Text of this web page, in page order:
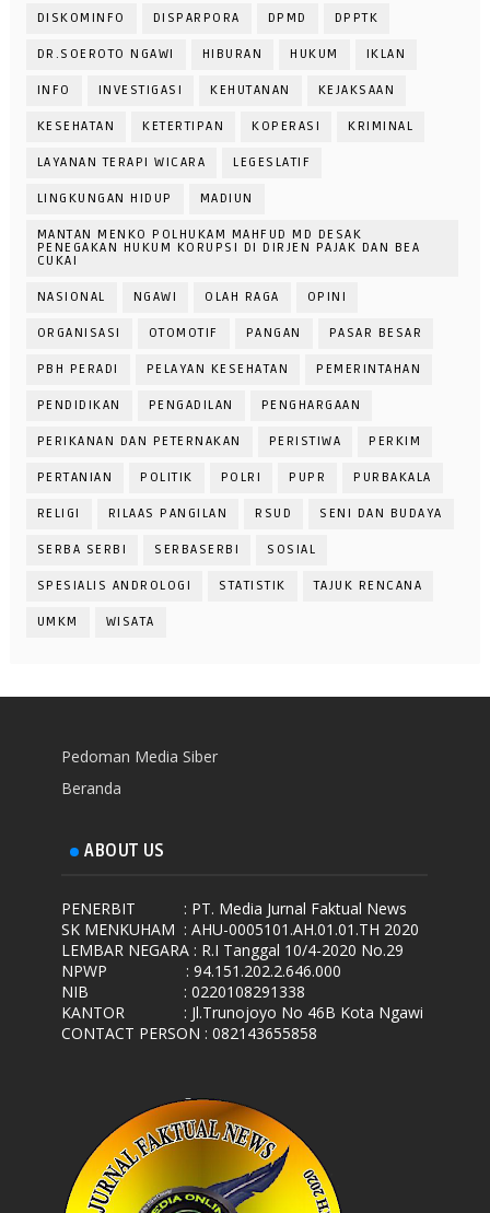
DISKOMINFO DISPARPORA DPMD DPPTK
DR.SOEROTO NGAWI HIBURAN HUKUM IKLAN
INFO INVESTIGASI KEHUTANAN KEJAKSAAN
KESEHATAN KETERTIPAN KOPERASI KRIMINAL
LAYANAN TERAPI WICARA LEGESLATIF
LINGKUNGAN HIDUP MADIUN
MANTAN MENKO POLHUKAM MAHFUD MD DESAK
PENEGAKAN HUKUM KORUPSI DI DIRJEN PAJAK DAN BEA
CUKAI
NASIONAL NGAWI OLAH RAGA OPINI
ORGANISASI OTOMOTIF PANGAN PASAR BESAR
PBH PERADI PELAYAN KESEHATAN PEMERINTAHAN
PENDIDIKAN PENGADILAN PENGHARGAAN
PERIKANAN DAN PETERNAKAN PERISTIWA PERKIM
PERTANIAN POLITIK POLRI PUPR PURBAKALA
RELIGI RILAAS PANGILAN RSUD SENI DAN BUDAYA
SERBA SERBI SERBASERBI SOSIAL
SPESIALIS ANDROLOGI STATISTIK TAJUK RENCANA
UMKM WISATA
Pedoman Media Siber
Beranda
ABOUT US
PENERBIT
: PT. Media Jurnal Faktual News
SK MENKUHAM : AHU-0005101.AH.01.01.TH 2020
LEMBAR NEGARA : R.I Tanggal 10/4-2020 No.29
NPWP
: 94.151.202.2.646.000
NIB
: 0220108291338
KANTOR
: Jl.Trunojoyo No 46B Kota Ngawi
CONTACT PERSON : 082143655858